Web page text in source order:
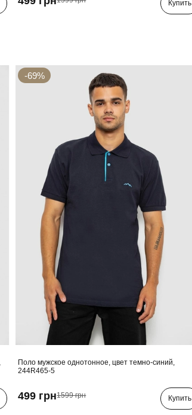
Купить
-69%
Поло мужское однотонное, цвет темно-синий,
244R465-5
499 грн1599 грн Купить